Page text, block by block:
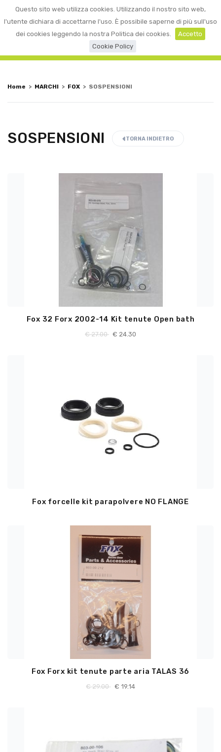
Questo sito web utilizza cookies. Utilizzando il nostro sito web,
l'utente dichiara di accettarne l'uso. È possibile saperne di più sull'uso
dei cookies leggendo la nostra Politica dei cookies.
Accetto
Cookie Policy
☰ 0
Home > MARCHI > FOX > SOSPENSIONI
SOSPENSIONI TORNA INDIETRO
Fox 32 Forx 2002-14 Kit tenute Open bath
€ 27.00 € 24.30
Fox forcelle kit parapolvere NO FLANGE
Fox Forx kit tenute parte aria TALAS 36
€ 29.00 € 19.14